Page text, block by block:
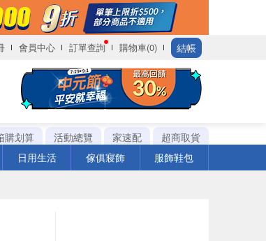
會員中心 訂單查詢 購物車(0) 結帳
購划算 活動總覽 家速配
超商取貨
日用生活 傢俱寢飾 服飾鞋包